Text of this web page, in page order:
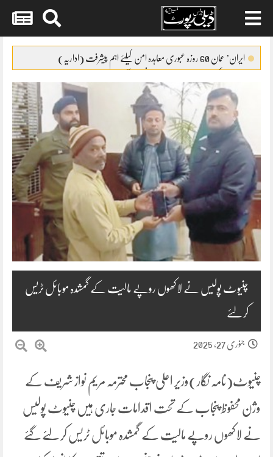
contentایران’ عمان 60 روزہ عبوری معاہدہ امن کیلئے اہم پیشرفت (اداریہ)
پیشرفت کا جائزہ
ایس ایس سی امتحانات 2026ء کا شیڈول جاری
پنشن فنڈز کی سرمایہ کاری سے خزانے کو نقصان پہنچانے کے معاملے کی
انکوائری شروع
گندم آٹے کا بحران تیل سے بھی بڑا ہو چکا ہے
چنیوٹ پولیس نے لاکھوں روپے مالیت کے گمشدہ موبائل ٹریس
کرلئے
جنوری 27, 2025
چنیوٹ(نامہ نگار)وزیر اعلی پنجاب محترمہ مریم نواز شریف کے
وژن محفوظ پنجاب کے تحت اقدامات جاری ہیں چنیوٹ پولیس
نے لاکھوں روپے مالیت کے گمشدہ موبائل ٹریس کر لئے گئے